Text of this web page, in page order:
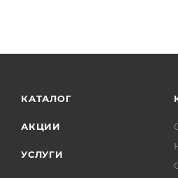
КАТАЛОГ
АКЦИИ
УСЛУГИ